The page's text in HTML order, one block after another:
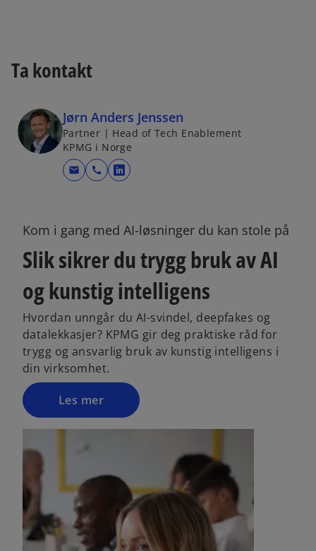
Ta kontakt
Jørn Anders Jenssen
Partner | Head of Tech Enablement
KPMG i Norge
mail call
o
n
i
n
a
n
e
w
t
a
Kom i gang med AI-løsninger du kan stole på
Slik sikrer du trygg bruk av AI
og kunstig intelligens
Hvordan unngår du AI-svindel, deepfakes og
datalekkasjer? KPMG gir deg praktiske råd for
trygg og ansvarlig bruk av kunstig intelligens i
din virksomhet.
Les mer